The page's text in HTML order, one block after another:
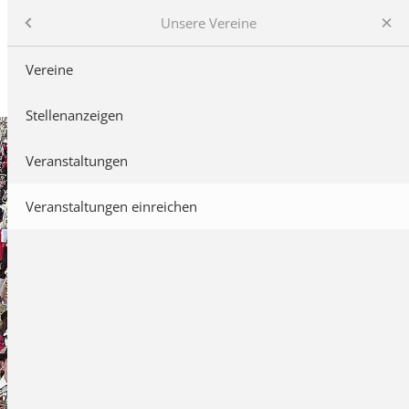
Unsere Vereine
Vereine
Stellenanzeigen
Veranstaltungen
Veranstaltungen einreichen